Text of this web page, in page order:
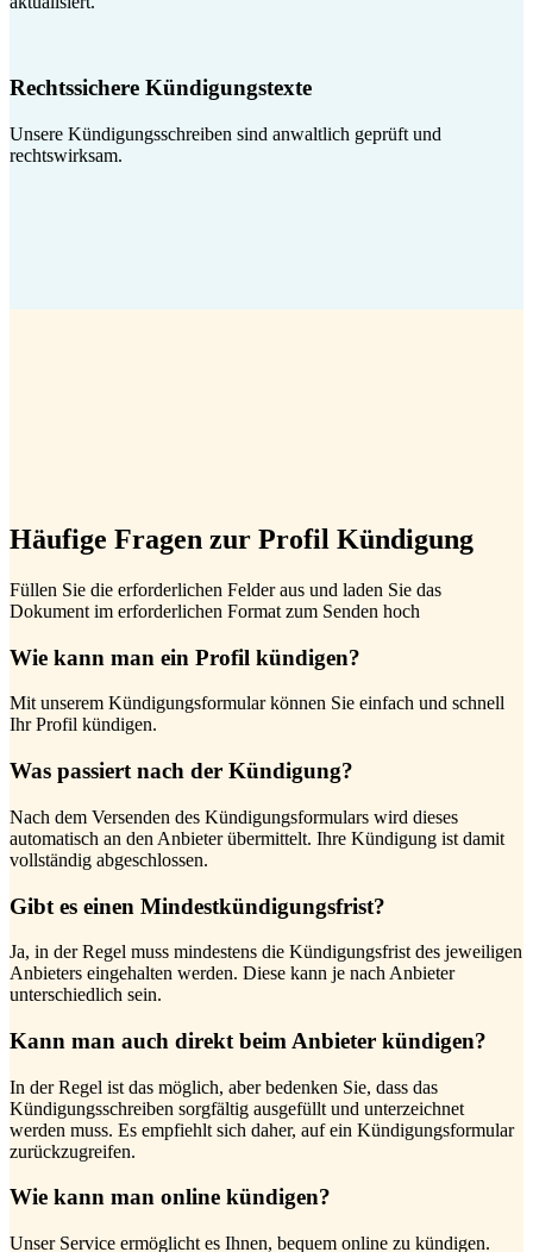
Rechtssichere Kündigungstexte
Unsere Kündigungsschreiben sind anwaltlich geprüft und
rechtswirksam.
Häufige Fragen zur Profil Kündigung
Füllen Sie die erforderlichen Felder aus und laden Sie das
Dokument im erforderlichen Format zum Senden hoch
Wie kann man ein Profil kündigen?
Mit unserem Kündigungsformular können Sie einfach und schnell
Ihr Profil kündigen.
Was passiert nach der Kündigung?
Nach dem Versenden des Kündigungsformulars wird dieses
automatisch an den Anbieter übermittelt. Ihre Kündigung ist damit
vollständig abgeschlossen.
Gibt es einen Mindestkündigungsfrist?
Ja, in der Regel muss mindestens die Kündigungsfrist des jeweiligen
Anbieters eingehalten werden. Diese kann je nach Anbieter
unterschiedlich sein.
Kann man auch direkt beim Anbieter kündigen?
In der Regel ist das möglich, aber bedenken Sie, dass das
Kündigungsschreiben sorgfältig ausgefüllt und unterzeichnet
werden muss. Es empfiehlt sich daher, auf ein Kündigungsformular
zurückzugreifen.
Wie kann man online kündigen?
Unser Service ermöglicht es Ihnen, bequem online zu kündigen.